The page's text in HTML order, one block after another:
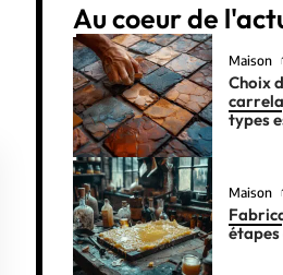
Au coeur de
Maison
Choix
types
Maison
étapes